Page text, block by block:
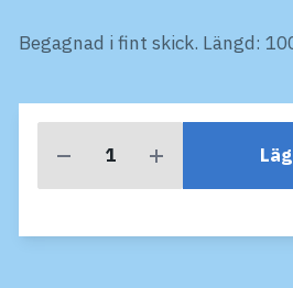
Begagnad i fint skick. Längd: